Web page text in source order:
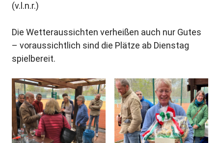
(v.l.n.r.)
Die Wetteraussichten verheißen auch nur Gutes
– voraussichtlich sind die Plätze ab Dienstag
spielbereit.